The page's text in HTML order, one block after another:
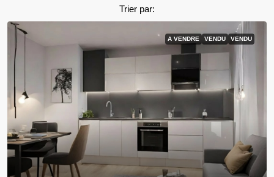
Trier par:
A VENDRE VENDU VENDU